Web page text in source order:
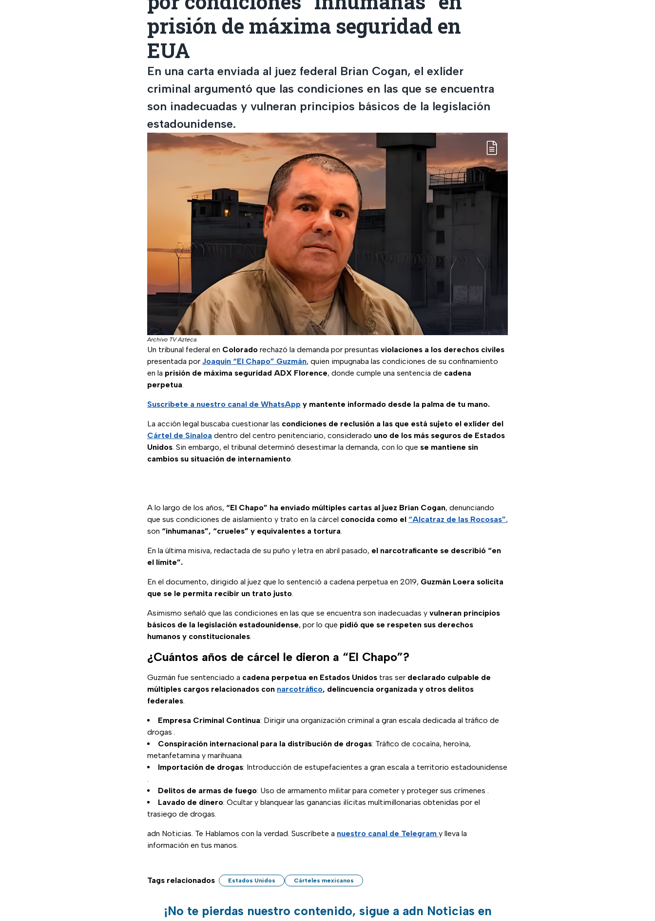
prisión de máxima seguridad en
EUA
En una carta enviada al juez federal Brian Cogan, el exlíder
criminal argumentó que las condiciones en las que se encuentra
son inadecuadas y vulneran principios básicos de la legislación
estadounidense.
Archivo TV Azteca.
Un tribunal federal en Colorado rechazó la demanda por presuntas violaciones a los derechos civiles
presentada por Joaquín “El Chapo” Guzmán, quien impugnaba las condiciones de su confinamiento
en la prisión de máxima seguridad ADX Florence, donde cumple una sentencia de cadena
perpetua.
Suscríbete a nuestro canal de WhatsApp y mantente informado desde la palma de tu mano.
La acción legal buscaba cuestionar las condiciones de reclusión a las que está sujeto el exlíder del
Cártel de Sinaloa dentro del centro penitenciario, considerado uno de los más seguros de Estados
Unidos. Sin embargo, el tribunal determinó desestimar la demanda, con lo que se mantiene sin
cambios su situación de internamiento.
A lo largo de los años, “El Chapo” ha enviado múltiples cartas al juez Brian Cogan, denunciando
que sus condiciones de aislamiento y trato en la cárcel conocida como el “Alcatraz de las Rocosas”,
son “inhumanas”, “crueles” y equivalentes a tortura.
En la última misiva, redactada de su puño y letra en abril pasado, el narcotraficante se describió “en
el límite”.
En el documento, dirigido al juez que lo sentenció a cadena perpetua en 2019, Guzmán Loera solicita
que se le permita recibir un trato justo.
Asimismo señaló que las condiciones en las que se encuentra son inadecuadas y vulneran principios
básicos de la legislación estadounidense, por lo que pidió que se respeten sus derechos
humanos y constitucionales.
¿Cuántos años de cárcel le dieron a “El Chapo”?
Guzmán fue sentenciado a cadena perpetua en Estados Unidos tras ser declarado culpable de
múltiples cargos relacionados con narcotráfico, delincuencia organizada y otros delitos
federales.
Empresa Criminal Continua: Dirigir una organización criminal a gran escala dedicada al tráfico de
drogas .
Conspiración internacional para la distribución de drogas: Tráfico de cocaína, heroína,
metanfetamina y marihuana.
Importación de drogas: Introducción de estupefacientes a gran escala a territorio estadounidense
.
Delitos de armas de fuego: Uso de armamento militar para cometer y proteger sus crímenes .
Lavado de dinero: Ocultar y blanquear las ganancias ilícitas multimillonarias obtenidas por el
trasiego de drogas.
adn Noticias. Te Hablamos con la verdad. Suscríbete a nuestro canal de Telegram y lleva la
información en tus manos.
Tags relacionados Estados Unidos Cárteles mexicanos
¡No te pierdas nuestro contenido, sigue a adn Noticias en